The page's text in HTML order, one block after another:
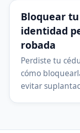
Bloquear
identidad
robada
Perdiste tu
cómo
evitar